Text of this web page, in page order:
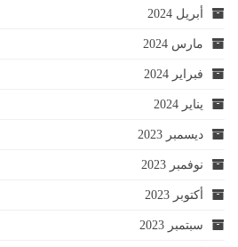
أبريل 2024
مارس 2024
فبراير 2024
يناير 2024
ديسمبر 2023
نوفمبر 2023
أكتوبر 2023
سبتمبر 2023